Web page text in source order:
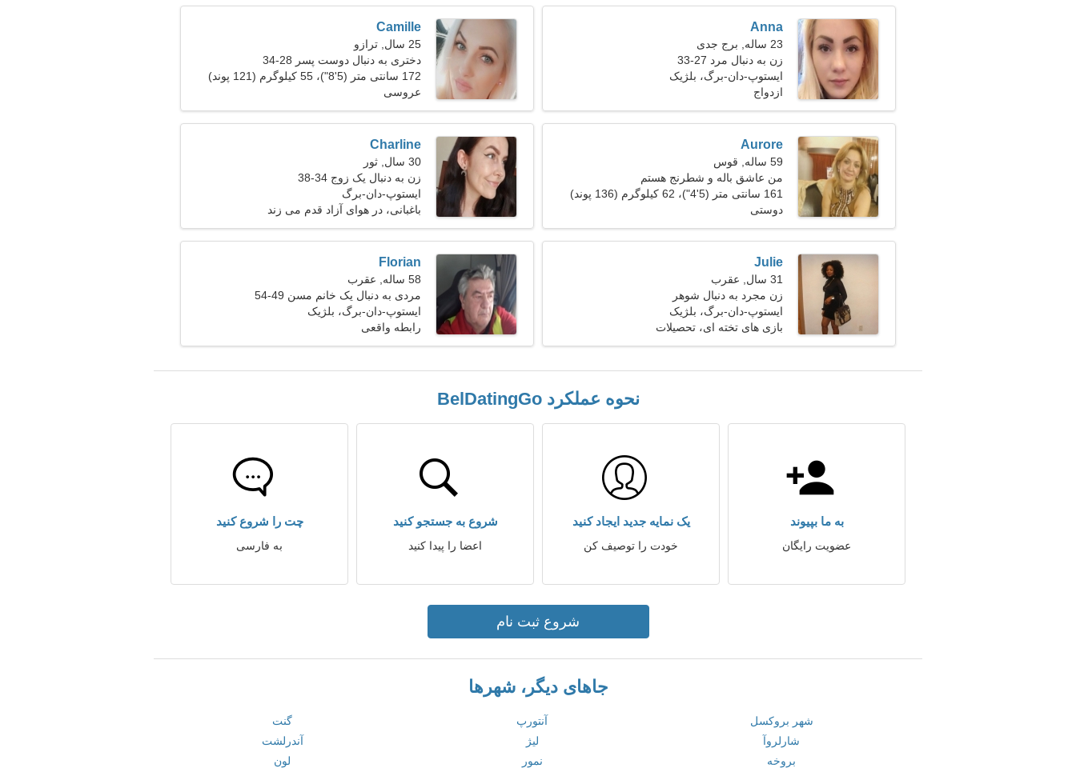
Anna
23 ساله, برج جدی
زن به دنبال مرد 27-33
ایستوپ-دان-برگ، بلژیک
ازدواج
Camille
25 سال, ترازو
دختری به دنبال دوست پسر 28-34
172 سانتی متر (5'8")، 55 کیلوگرم (121 پوند)
عروسی
Aurore
59 ساله, قوس
من عاشق باله و شطرنج هستم
161 سانتی متر (5'4")، 62 کیلوگرم (136 پوند)
دوستی
Charline
30 سال, ثور
زن به دنبال یک زوج 34-38
ایستوپ-دان-برگ
باغبانی، در هوای آزاد قدم می زند
Julie
31 سال, عقرب
زن مجرد به دنبال شوهر
ایستوپ-دان-برگ، بلژیک
بازی های تخته ای، تحصیلات
Florian
58 ساله, عقرب
مردی به دنبال یک خانم مسن 49-54
ایستوپ-دان-برگ، بلژیک
رابطه واقعی
نحوه عملکرد BelDatingGo
به ما بپیوند
عضویت رایگان
یک نمایه جدید ایجاد کنید
خودت را توصیف کن
شروع به جستجو کنید
اعضا را پیدا کنید
چت را شروع کنید
به فارسی
شروع ثبت نام
جاهای دیگر، شهرها
شهر بروکسل آنتورپ
گنت
شارلروآ
لیژ
آندرلشت
بروخه
نمور لون